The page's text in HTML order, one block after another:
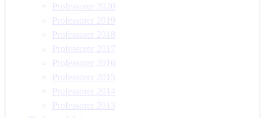
Professorer 2020
Professorer 2019
Professorer 2018
Professorer 2017
Professorer 2016
Professorer 2015
Professorer 2014
Professorer 2013